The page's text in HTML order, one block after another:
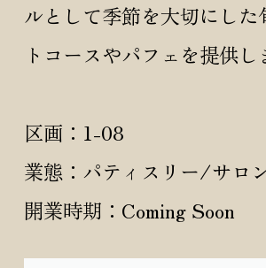
ルとして季節を大切にした
トコースやパフェを提供し
区画：1-08
業態：パティスリー/サロ
開業時期：Coming Soon